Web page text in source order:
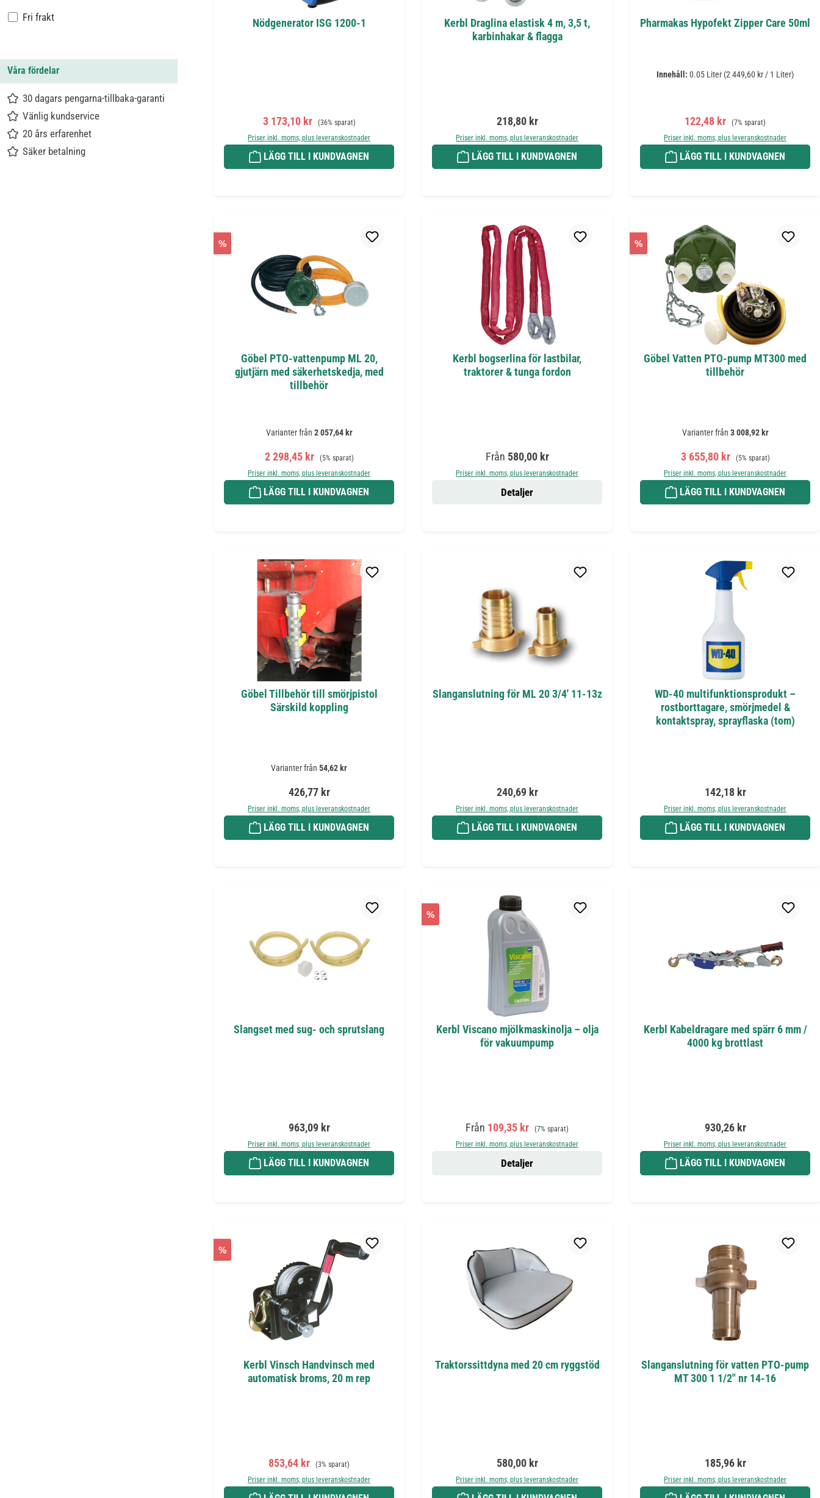
Lägg till filter: Fri frakt
Fri frakt
Våra fördelar
30 dagars pengarna-tillbaka-garanti
Vänlig kundservice
20 års erfarenhet
Säker betalning
Nödgenerator ISG 1200-1
Försäljningspris:
3 173,10 kr Ordinarie pris:
(36% sparat)
Priser inkl. moms, plus leveranskostnader
LÄGG TILL I KUNDVAGNEN
Kerbl Draglina elastisk 4 m, 3,5 t,
karbinhakar & flagga
Ordinarie pris:
218,80 kr
Priser inkl. moms, plus leveranskostnader
LÄGG TILL I KUNDVAGNEN
Pharmakas Hypofekt Zipper Care 50ml
Innehåll: 0.05 Liter (2 449,60 kr / 1 Liter)
Försäljningspris:
122,48 kr Ordinarie pris:
(7% sparat)
Priser inkl. moms, plus leveranskostnader
LÄGG TILL I KUNDVAGNEN
%
Göbel PTO-vattenpump ML 20,
gjutjärn med säkerhetskedja, med
tillbehör
Varianter från 2 057,64 kr
Försäljningspris:
2 298,45 kr Ordinarie pris:
(5% sparat)
Priser inkl. moms, plus leveranskostnader
LÄGG TILL I KUNDVAGNEN
Kerbl bogserlina för lastbilar,
traktorer & tunga fordon
Ordinarie pris:
Från 580,00 kr
Priser inkl. moms, plus leveranskostnader
Detaljer
%
Göbel Vatten PTO-pump MT300 med
tillbehör
Varianter från 3 008,92 kr
Försäljningspris:
3 655,80 kr Ordinarie pris:
(5% sparat)
Priser inkl. moms, plus leveranskostnader
LÄGG TILL I KUNDVAGNEN
Göbel Tillbehör till smörjpistol
Särskild koppling
Varianter från 54,62 kr
Ordinarie pris:
426,77 kr
Priser inkl. moms, plus leveranskostnader
LÄGG TILL I KUNDVAGNEN
Slanganslutning för ML 20 3/4' 11-13z
Ordinarie pris:
240,69 kr
Priser inkl. moms, plus leveranskostnader
LÄGG TILL I KUNDVAGNEN
WD-40 multifunktionsprodukt –
rostborttagare, smörjmedel &
kontaktspray, sprayflaska (tom)
Ordinarie pris:
142,18 kr
Priser inkl. moms, plus leveranskostnader
LÄGG TILL I KUNDVAGNEN
Slangset med sug- och sprutslang
Ordinarie pris:
963,09 kr
Priser inkl. moms, plus leveranskostnader
LÄGG TILL I KUNDVAGNEN
%
Kerbl Viscano mjölkmaskinolja – olja
för vakuumpump
Försäljningspris:
Från 109,35 kr Ordinarie pris:
(7% sparat)
Priser inkl. moms, plus leveranskostnader
Detaljer
Kerbl Kabeldragare med spärr 6 mm /
4000 kg brottlast
Ordinarie pris:
930,26 kr
Priser inkl. moms, plus leveranskostnader
LÄGG TILL I KUNDVAGNEN
%
Kerbl Vinsch Handvinsch med
automatisk broms, 20 m rep
Försäljningspris:
853,64 kr Ordinarie pris:
(3% sparat)
Priser inkl. moms, plus leveranskostnader
Traktorssittdyna med 20 cm ryggstöd
Ordinarie pris:
580,00 kr
Priser inkl. moms, plus leveranskostnader
Slanganslutning för vatten PTO-pump
MT 300 1 1/2" nr 14-16
Ordinarie pris:
185,96 kr
Priser inkl. moms, plus leveranskostnader